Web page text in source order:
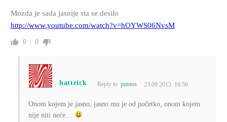
Mozda je sada jasnije sta se desilo
http://www.youtube.com/watch?v=hOYWS06NvsM
0 0
hattrick Reply to puntos 23.09.2013. 10:56
Onom kojem je jasno, jasno mu je od početko, onom kojem
nije niti neće…